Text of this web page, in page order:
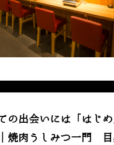
の出会いには「はじ
焼肉うしみつ一門